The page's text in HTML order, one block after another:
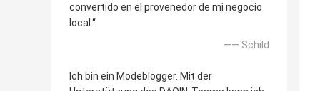
convertido en el provenedor de mi negocio
local.“
—— Schild
Ich bin ein Modeblogger. Mit der